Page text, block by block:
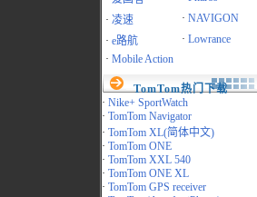
· 凌速 · NAVIGON
· e路航 · Lowrance
· Mobile Action
TomTom热门下载
· Nike+ SportWatch
· TomTom Navigator
· TomTom XL(简体中文)
· TomTom ONE
· TomTom XXL 540
· TomTom ONE XL
· TomTom GPS receiver